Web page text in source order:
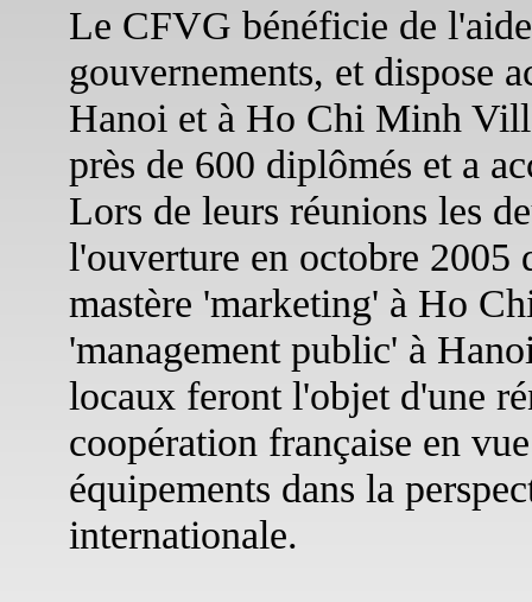
Le CFVG bénéficie de
gouvernements, et dispose
Hanoi et à Ho Chi Minh
près de 600 diplômés et a
Lors de leurs réunions les
l'ouverture en octobre 2005
mastère 'marketing' à Ho
'management public' à
locaux feront l'objet d'une
coopération française en
équipements dans la
internationale.